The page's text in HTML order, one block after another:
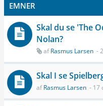
EMNER
Skal du se 'The
Nolan?
afRasmus Larsen -
Skal I se
afRasmus Larsen - 17